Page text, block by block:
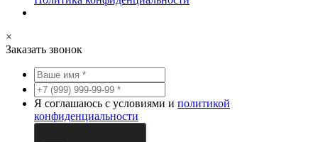
×
Заказать звонок
Я соглашаюсь с условиями и политикой
конфиденциальности